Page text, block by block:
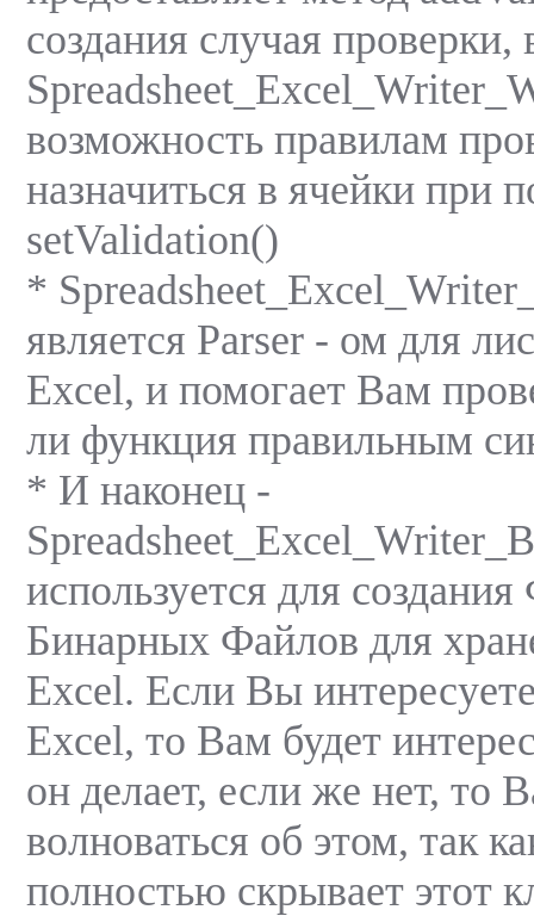
создания случая проверки,
возможность правилам
назначиться в ячейки при
setValidation()
*
является Parser - ом для
Excel, и помогает Вам
ли функция правильным
* И наконец -
используется для
Бинарныx Файлов для
Excel. Если Вы
Excel, то Вам будет
он делает, если же нет, то
волноваться об этом, так
полностью скрывает этот